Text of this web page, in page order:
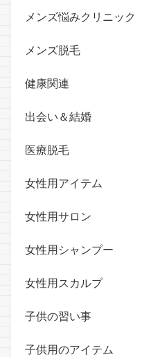
メンズ悩みクリニック
メンズ脱毛
健康関連
出会い＆結婚
医療脱毛
女性用アイテム
女性用サロン
女性用シャンプー
女性用スカルプ
子供の習い事
子供用のアイテム